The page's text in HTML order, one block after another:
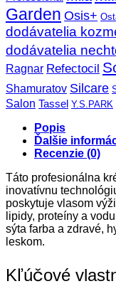
Garden Osis+
dodávatelia
dodávatelia
Ragnar Refectocil
Shamuratov Silcare
Salon Tassel Y.S.PARK
Popis
Ďalšie
Recenzie (0)
Táto profesionálna
inovatívnu
poskytuje vlasom
lipidy, proteíny a
sýta farba a zdravé,
leskom.
Kľúčové